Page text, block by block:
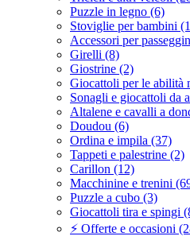
Puzzle in legno (6)
Stoviglie per bambini
Accessori per
Girelli (8)
Giostrine (2)
Giocattoli per le abilità
Sonagli e giocattoli da
Altalene e cavalli a
Doudou (6)
Ordina e impila (37)
Tappeti e palestrine (2)
Carillon (12)
Macchinine e trenini
Puzzle a cubo (3)
Giocattoli tira e spingi
⚡ Offerte e occasioni